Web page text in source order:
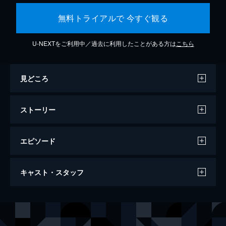
無料トライアルで 今すぐ観る
U-NEXTをご利用中／過去に利用したことがある方は こちら
見どころ
ストーリー
エピソード
万引き家族
キャスト・スタッフ